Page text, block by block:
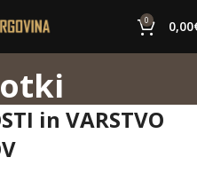
0 0,00
in VARSTVO